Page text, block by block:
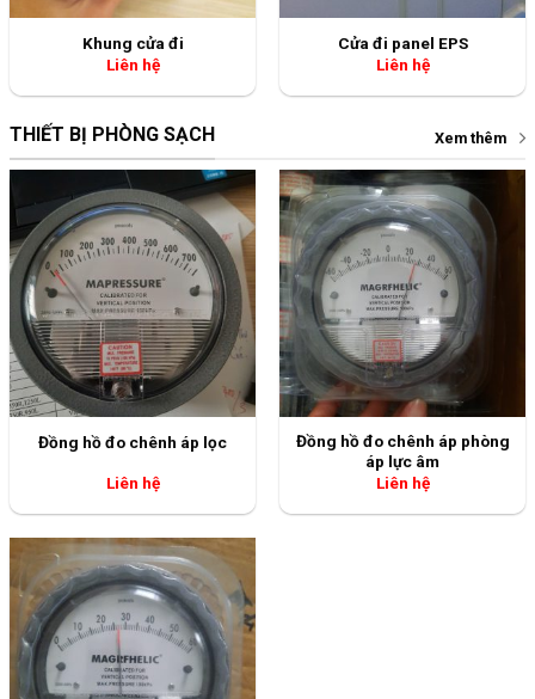
Khung cửa đi
Liên hệ
Cửa đi panel EPS
Liên hệ
THIẾT BỊ PHÒNG SẠCH Xem thêm
Đồng hồ đo chênh áp lọc
Liên hệ
Đồng hồ đo chênh áp phòng
áp lực âm
Liên hệ